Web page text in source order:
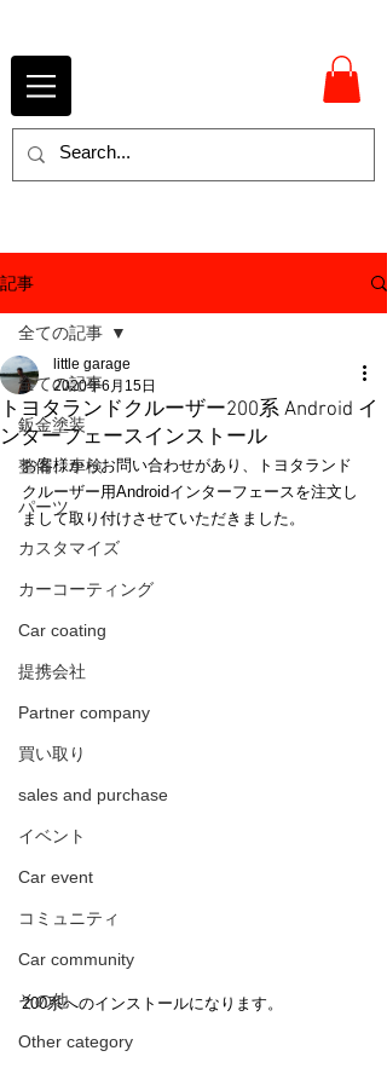
記事
全ての記事
鈑金塗装
整備、車検
パーツ
カスタマイズ
カーコーティング
Car coating
提携会社
Partner company
買い取り
sales and purchase
イベント
Car event
コミュニティ
Car community
その他
Other category
全ての記事
トヨタランドクルーザー200系 Android イ
ンターフェースインストール
little garage
2020年6月15日
お客様からお問い合わせがあり、トヨタランド
クルーザー用Androidインターフェースを注文し
まして取り付けさせていただきました。
200系へのインストールになります。